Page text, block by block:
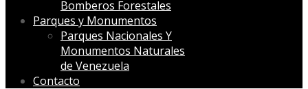
Bomberos Forestales
Parques y Monumentos
Parques Nacionales Y
Monumentos Naturales
de Venezuela
Contacto